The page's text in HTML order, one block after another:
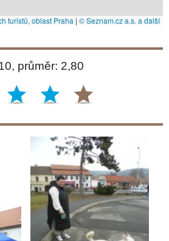
turistů, oblast Praha | © Seznam.cz a.s. a další
průměr: 2,80